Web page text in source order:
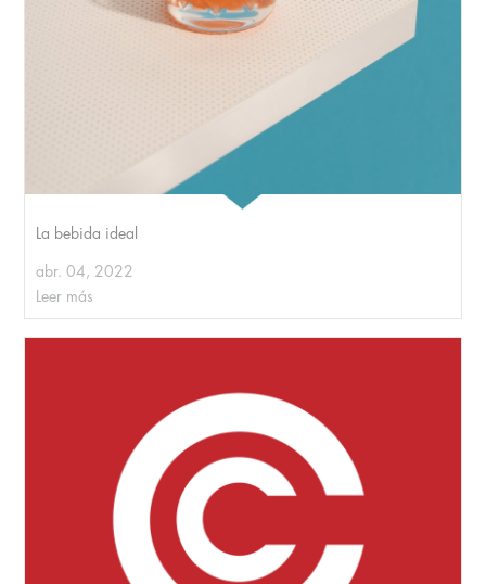
La bebida ideal
abr. 04, 2022
Leer más